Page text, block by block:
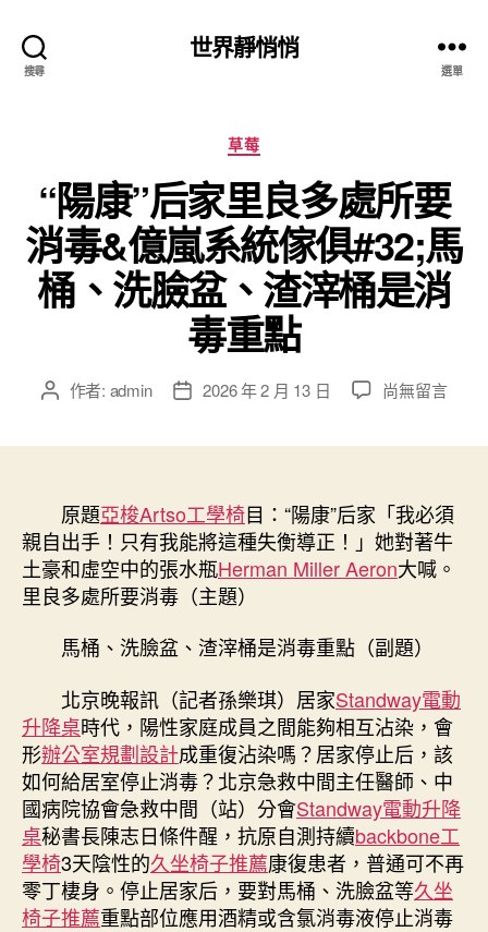
搜尋
世界靜悄悄
選單
分
類
草莓
“陽康”后家里良多處所要
消毒&億嵐系統傢俱#32;馬
桶、洗臉盆、渣滓桶是消
毒重點
文 作者: admin
文
期
2026 年 2 月 13 日
在
里
良
多
處
消
&
億
嵐
系
統
傢
俱
#32;
馬
桶、
尚無留言
原題亞梭Artso工學椅目：“陽康”后家「我必須
親自出手！只有我能將這種失衡導正！」她對著牛
土豪和虛空中的張水瓶Herman Miller Aeron大喊。
里良多處所要消毒（主題）
馬桶、洗臉盆、渣滓桶是消毒重點（副題）
北京晚報訊（記者孫樂琪）居家Standway電動
升降桌時代，陽性家庭成員之間能夠相互沾染，會
形辦公室規劃設計成重復沾染嗎？居家停止后，該
如何給居室停止消毒？北京急救中間主任醫師、中
國病院協會急救中間（站）分會Standway電動升降
桌秘書長陳志日條件醒，抗原自測持續backbone工
學椅3天陰性的久坐椅子推薦康復患者，普通可不再
零丁棲身。停止居家后，要對馬桶、洗臉盆等久坐
椅子推薦重點部位應用酒精或含氯消毒液停止消毒